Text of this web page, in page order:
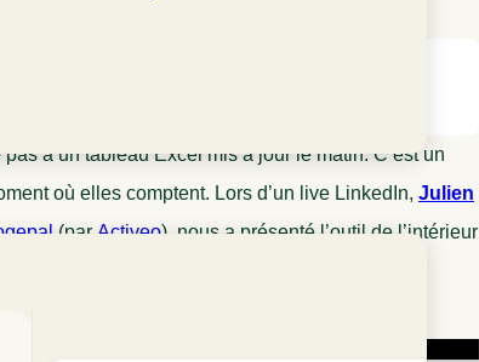
à un tableau Excel mis à jour le matin. C’est un
où elles comptent. Lors d’un live LinkedIn, Julien
(par Activeo) ,nous a présenté l’outil de l’intérieur